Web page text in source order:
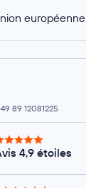
européenne
89 12081225
4,9 étoiles